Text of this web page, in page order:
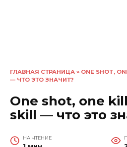
ГЛАВНАЯ СТРАНИЦА » ONE SHOT,
— ЧТО ЭТО ЗНАЧИТ?
One shot, one
skill — что это
НА ЧТЕНИЕ